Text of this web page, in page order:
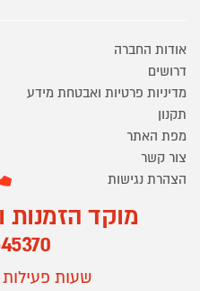
אודות החברה
דרושים
מדיניות פרטיות ואבטחת מידע
תקנון
מפת האתר
צור קשר
הצהרת נגישות
מוקד הזמנות
שעות